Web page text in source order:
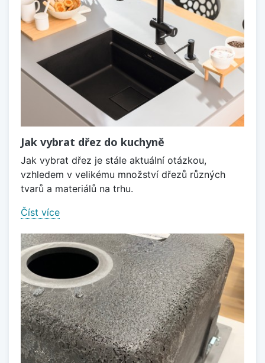
Jak vybrat dřez do kuchyně
Jak vybrat dřez je stále aktuální otázkou,
vzhledem v velikému množství dřezů různých
tvarů a materiálů na trhu.
Číst více